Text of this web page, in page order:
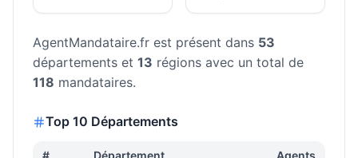
AgentMandataire.fr est présent dans 53
départements et 13 régions avec un total de
118 mandataires.
Top 10 Départements
# Département Agents